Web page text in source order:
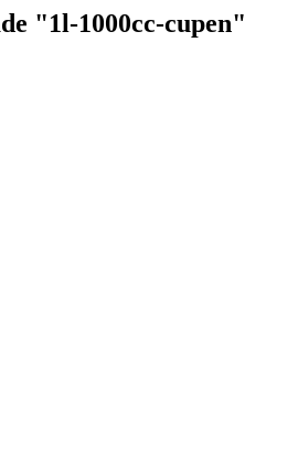
"1l-1000cc-cupen"